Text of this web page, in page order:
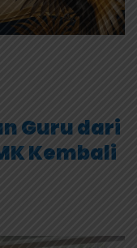
Guru dari
Kembali